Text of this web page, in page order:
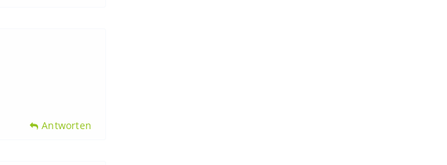
Antworten